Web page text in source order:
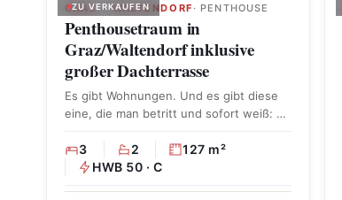
ZU VERKAUFEN
GRAZ – WALTENDORF · PENTHOUSE
Penthousetraum in
Graz/Waltendorf inklusive
großer Dachterrasse
Es gibt Wohnungen. Und es gibt diese
eine, die man betritt und sofort weiß: …
3 2
127 m²
HWB 50 · C